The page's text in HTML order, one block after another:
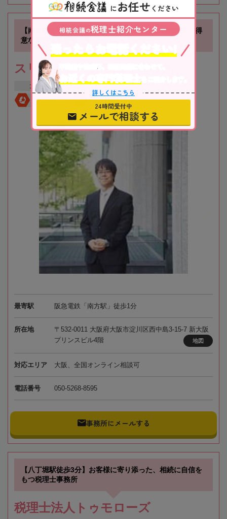
【南方駅徒歩1分】不動産に関する相続や相続税対策が得
意な税理士事務所です
スリーアローズ税理士事務所
大阪府 大阪市 新大阪駅
全国対応 初回相談無料
最寄駅 阪急電鉄「南方駅」徒歩1分
所在地
〒532-0011 大阪府大阪市淀川区西中島3-15-7 新大阪
プリンスビル4階
地図
対応エリア 大阪、全国オンライン相談可
電話番号 050-5268-8595
事務所にメールする
【八丁堀駅徒歩3分】お客様に寄り添った、相続に自信を
もつ税理士事務所
税理士法人トゥモローズ
にお任せ ください
相続会議の税理士紹介センター
不動産や株式等、相続資産に合わせて、
お近くの専門税理士
をご紹介します。
詳しくはこちら
24時間受付中
メールで相談する